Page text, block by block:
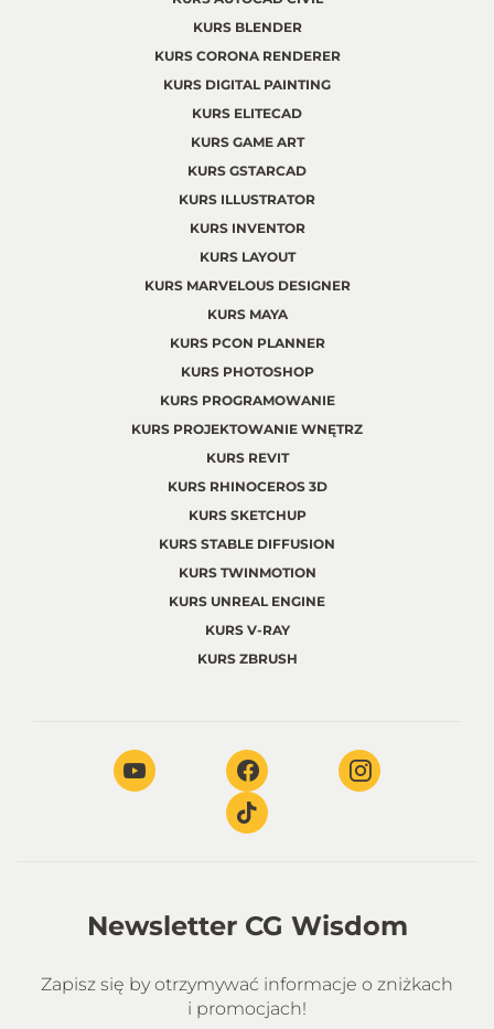
KURS BLENDER
KURS CORONA RENDERER
KURS DIGITAL PAINTING
KURS ELITECAD
KURS GAME ART
KURS GSTARCAD
KURS ILLUSTRATOR
KURS INVENTOR
KURS LAYOUT
KURS MARVELOUS DESIGNER
KURS MAYA
KURS PCON PLANNER
KURS PHOTOSHOP
KURS PROGRAMOWANIE
KURS PROJEKTOWANIE WNĘTRZ
KURS REVIT
KURS RHINOCEROS 3D
KURS SKETCHUP
KURS STABLE DIFFUSION
KURS TWINMOTION
KURS UNREAL ENGINE
KURS V-RAY
KURS ZBRUSH
Newsletter CG Wisdom
Zapisz się by otrzymywać informacje o zniżkach
i promocjach!